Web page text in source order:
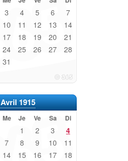
3 4 5 6 7
10 11 12 13 14
17 18 19 20 21
24 25 26 27 28
31
Avril 1915
Me Je Ve Sa Di
1 2 3 4
7 8 9 10 11
14 15 16 17 18